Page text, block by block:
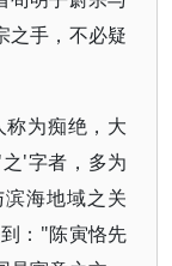
之手，不必疑
称为痴绝，大
'字者，多为
海地域之关
："陈寅恪先